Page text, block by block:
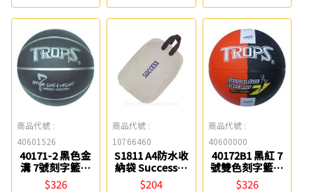
商品代號 :
40601526
40171-2 黑色金
溝 7號刻字籃球
TROPS 特波士
$326
商品代號 :
10766460
S1811 A4防水收
納袋 Success成
功
$204
商品代號 :
40600000
40172B1 黑紅 7
號雙色刻字籃球
TROPS 特波士
$326